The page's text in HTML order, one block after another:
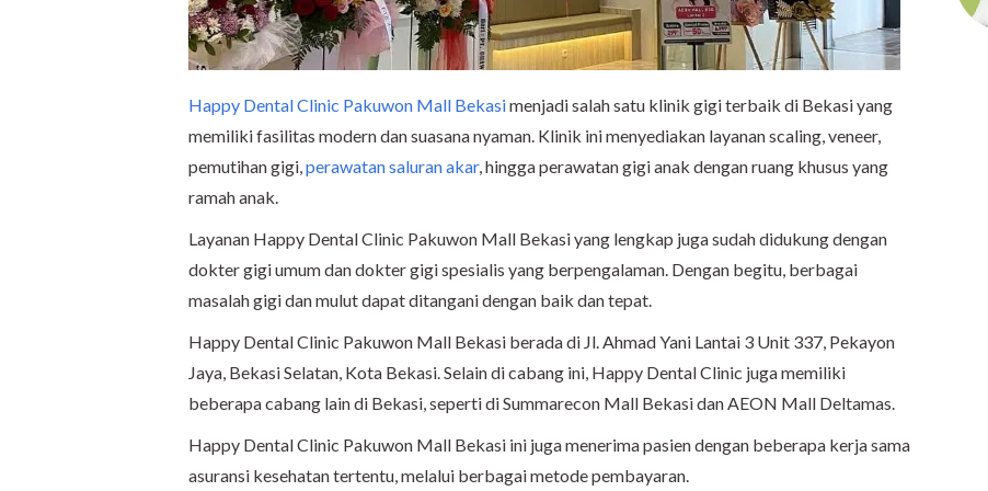
Happy Dental Clinic Pakuwon Mall Bekasimenjadi salah satu klinik gigi terbaik di Bekasi yang
memiliki fasilitas modern dan suasana nyaman. Klinik ini menyediakan layanan scaling, veneer,
pemutihan gigi,perawatan saluran akar, hingga perawatan gigi anak dengan ruang khusus yang
ramah anak.
Layanan Happy Dental Clinic Pakuwon Mall Bekasi yang lengkap juga sudah didukung dengan
dokter gigi umum dan dokter gigi spesialis yang berpengalaman. Dengan begitu, berbagai
masalah gigi dan mulut dapat ditangani dengan baik dan tepat.
Happy Dental Clinic Pakuwon Mall Bekasi berada di Jl. Ahmad Yani Lantai 3 Unit 337, Pekayon
Jaya, Bekasi Selatan, Kota Bekasi. Selain di cabang ini, Happy Dental Clinic juga memiliki
beberapa cabang lain di Bekasi, seperti di Summarecon Mall Bekasi dan AEON Mall Deltamas.
Happy Dental Clinic Pakuwon Mall Bekasi ini juga menerima pasien dengan beberapa kerja sama
asuransi kesehatan tertentu, melalui berbagai metode pembayaran.